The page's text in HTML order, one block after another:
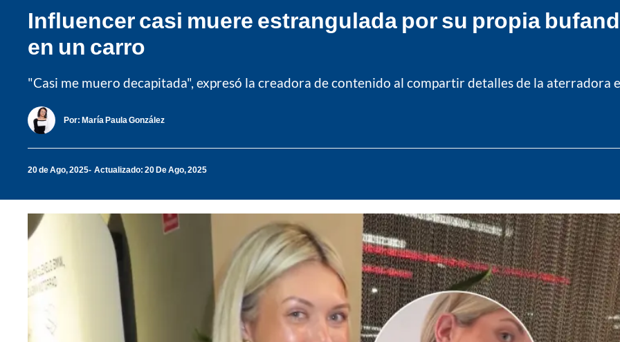
Influencer casi muere estrangulada por su propia
en un carro
"Casi me muero decapitada", expresó la creadora de contenido al compartir detalles de la aterradora
Por: María Paula González
20 de Ago, 2025 Actualizado: 20 De Ago, 2025